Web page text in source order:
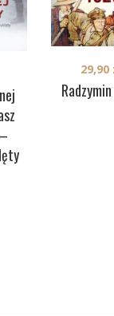
29,90